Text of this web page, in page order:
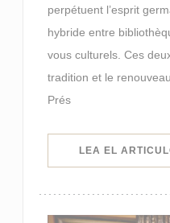
perpétuent l’esprit
hybride entre
vous culturels. Ces
tradition et le
Prés
LEA EL